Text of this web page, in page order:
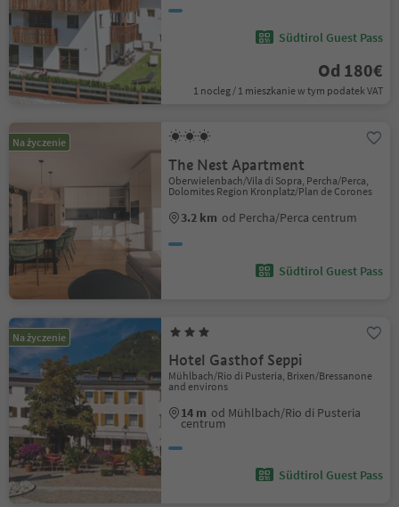
Südtirol Guest Pass
Od 180€
1 nocleg / 1 mieszkanie w tym podatek VAT
Na życzenie
The Nest Apartment
Oberwielenbach/Vila di Sopra, Percha/Perca,
Dolomites Region Kronplatz/Plan de Corones
3.2 km od Percha/Perca centrum
Südtirol Guest Pass
Na życzenie
Hotel Gasthof Seppi
Mühlbach/Rio di Pusteria, Brixen/Bressanone
and environs
14 m od Mühlbach/Rio di Pusteria
centrum
Südtirol Guest Pass